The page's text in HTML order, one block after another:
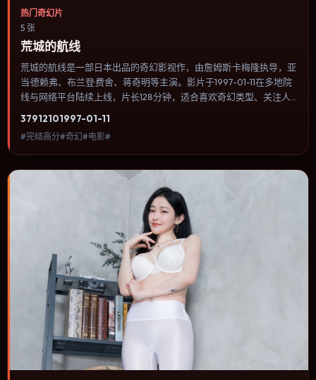
热门奇幻片
5 张
荒城的航线
荒城的航线是一部日本出品的奇幻影视作，由詹姆斯·卡梅隆执导，亚
当·德赖弗、布兰登·费舍、蒋奇明等主演。影片于1997-01-11在多地院
线与网络平台陆续上线，片长128分钟，适合喜欢奇幻类型、关注人
进，节奏与视听语言统一，可作为休闲观影或类型片补片的选择。
37912101997-01-11
#完结高分#奇幻#电影#